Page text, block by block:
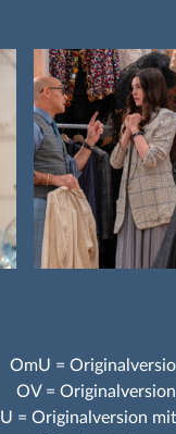
OmU =
OV =
= Originalversion